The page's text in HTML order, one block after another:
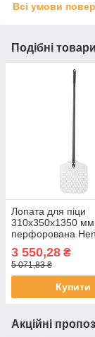
Всі умови
Подібні
Лопата для піци
310x350x1350 мм
перфорована
3 550,28 ₴
5 071,83 ₴
Купити
Акційні